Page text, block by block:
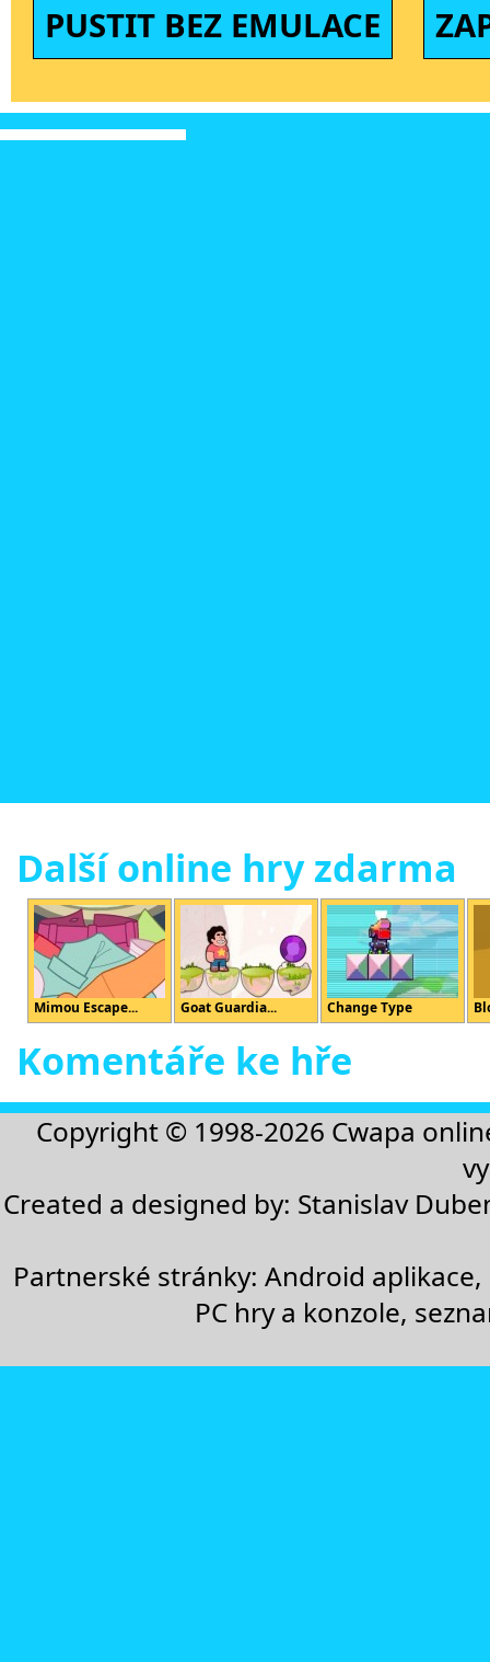
PUSTIT BEZ EMULACE
Další online hry zdarma
Mimou Escape... Goat Guardia... Change Type
Komentáře ke hře
Copyright © 1998-2026 Cwapa
Created a designed by: Stanislav
Partnerské stránky:Android aplikace,
PC hry a konzole,